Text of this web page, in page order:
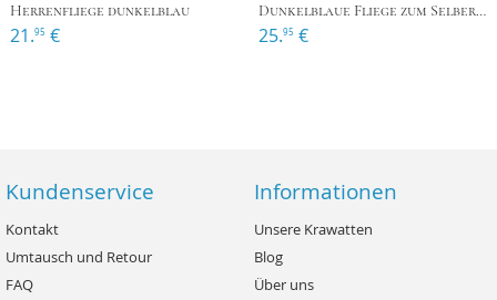
Herrenfliege dunkelblau
21.95 €
Dunkelblaue Fliege zum Selberbinden
25.95 €
Kundenservice
Kontakt
Umtausch und Retour
FAQ
Informationen
Unsere Krawatten
Blog
Über uns